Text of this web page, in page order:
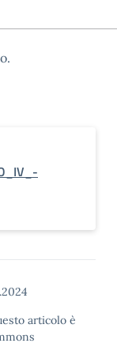
articolo è